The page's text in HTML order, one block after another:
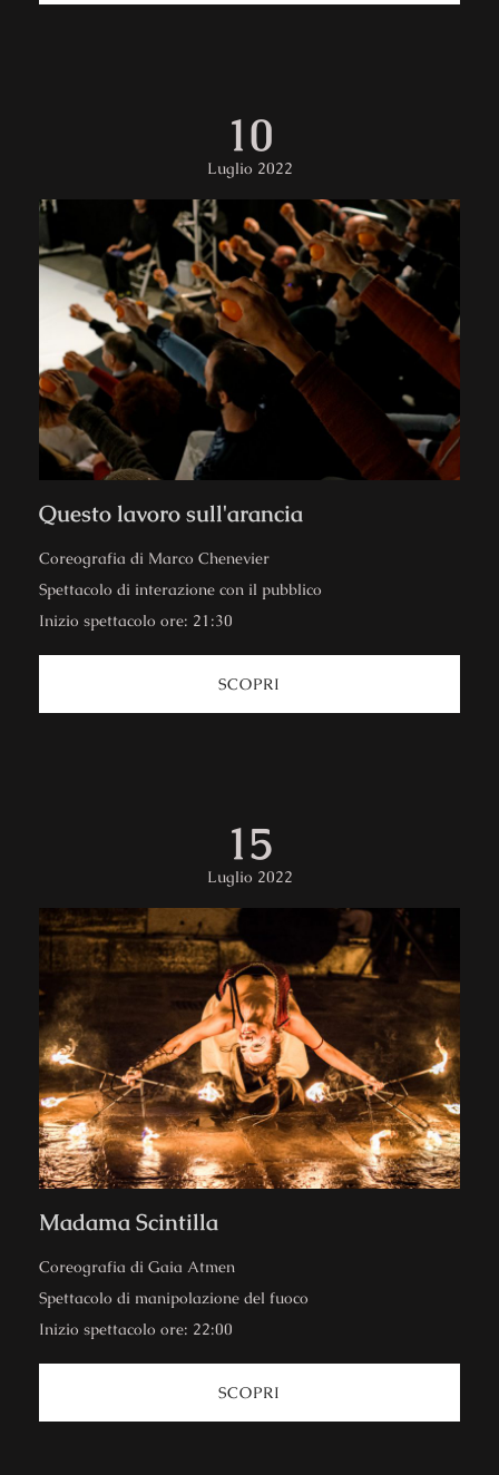
10
Luglio 2022
Questo lavoro sull'arancia
Coreografia di Marco Chenevier
Spettacolo di interazione con il pubblico
Inizio spettacolo ore: 21:30
SCOPRI
15
Luglio 2022
Madama Scintilla
Coreografia di Gaia Atmen
Spettacolo di manipolazione del fuoco
Inizio spettacolo ore: 22:00
SCOPRI